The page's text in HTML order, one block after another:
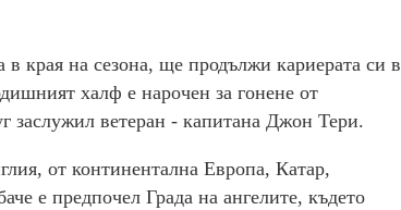
края на сезона, ще продължи кариерата си в
халф е нарочен за гонене от
заслужил ветеран - капитана Джон Тери.
от континентална Европа, Катар,
е предпочел Града на ангелите, където